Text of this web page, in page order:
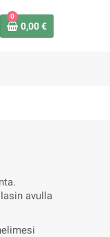
0
0,00 €
avulla